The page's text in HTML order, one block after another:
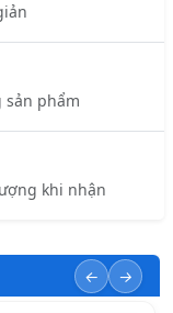
phẩm
khi nhận